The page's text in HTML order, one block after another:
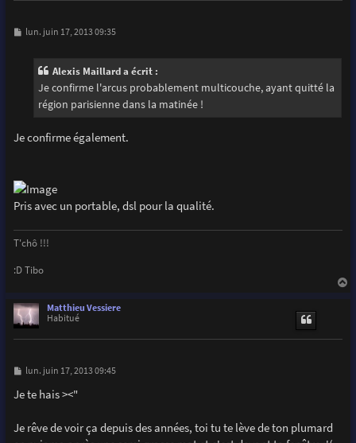
Mlun. juin 17, 2013 09:35
Alexis Maillard a écrit :
Je confirme l'arcus probablement multicouche, ayant quitté la
région parisienne dans la matinée !
Je confirme également.
Pris avec un portable, dsl pour la qualité.
T'chô !!!
:D Tibo
Matthieu Vessiere
Habitué
M
s
s
e
lun. juin 17, 2013 09:45
Je te hais ><"
Je rêve de voir ça depuis des années, toi tu te lève de ton plumard